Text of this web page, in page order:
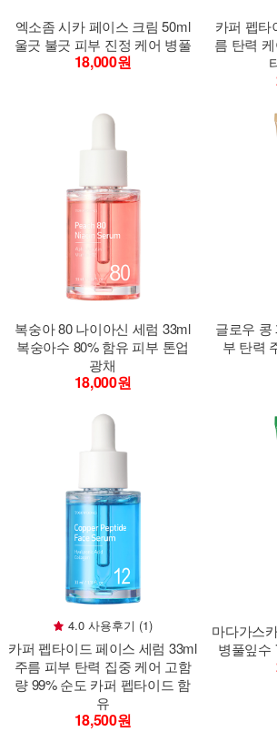
엑소좀 시카 페이스 크림 50ml
울긋 불긋 피부 진정 케어 병풀
18,000원
카퍼 펩타
름 탄력
복숭아 80 나이아신 세럼 33ml
복숭아수 80% 함유 피부 톤업
광채
18,000원
글로우 콩
부 탄력
4.0 사용후기 (1)
카퍼 펩타이드 페이스 세럼 33ml
주름 피부 탄력 집중 케어 고함
량 99% 순도 카퍼 펩타이드 함
유
18,500원
마다가스
병풀잎수